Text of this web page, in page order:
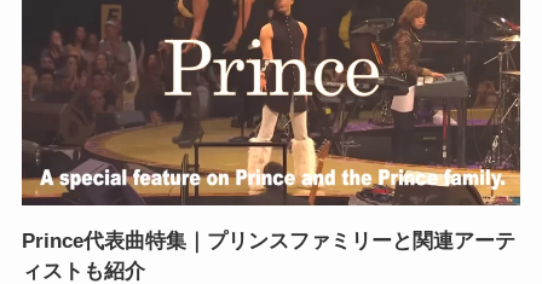
Prince代表曲特集｜プリンスファミリーと関連アーテ
ィストも紹介